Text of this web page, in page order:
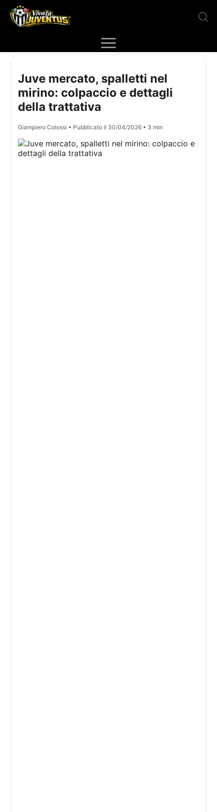
Juve mercato, spalletti nel
mirino: colpaccio e dettagli
della trattativa
Giampiero Colossi • Pubblicato il 30/04/2026 • 3 min